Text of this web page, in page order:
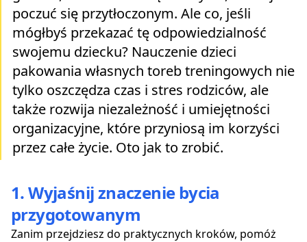
poczuć się przytłoczonym. Ale co, jeśli
mógłbyś przekazać tę odpowiedzialność
swojemu dziecku? Nauczenie dzieci
pakowania własnych toreb treningowych nie
tylko oszczędza czas i stres rodziców, ale
także rozwija niezależność i umiejętności
organizacyjne, które przyniosą im korzyści
przez całe życie. Oto jak to zrobić.
1. Wyjaśnij znaczenie bycia
przygotowanym
Zanim przejdziesz do praktycznych kroków, pomóż